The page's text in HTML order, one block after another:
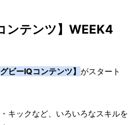
ンテンツ】WEEK4
グビーIQコンテンツ】 がスタート
キックなど、いろいろなスキルを